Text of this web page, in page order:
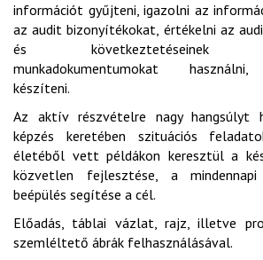
információt gyűjteni, igazolni az
az audit bizonyítékokat, értékelni az
és következtetéseinek
munkadokumentumokat
készíteni.
Az aktív részvételre nagy hangsúlyt
képzés keretében szituációs
életéből vett példákon keresztül a
közvetlen fejlesztése, a
beépülés segítése a cél.
Előadás, táblai vázlat, rajz, illetve
szemléltető ábrák felhasználásával.